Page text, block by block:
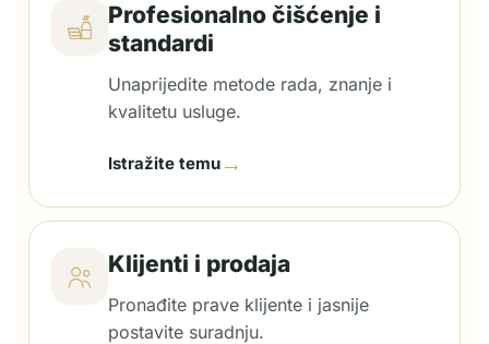
Profesionalno čišćenje i
standardi
Unaprijedite metode rada, znanje i
kvalitetu usluge.
Istražite temu →
Klijenti i prodaja
Pronađite prave klijente i jasnije
postavite suradnju.